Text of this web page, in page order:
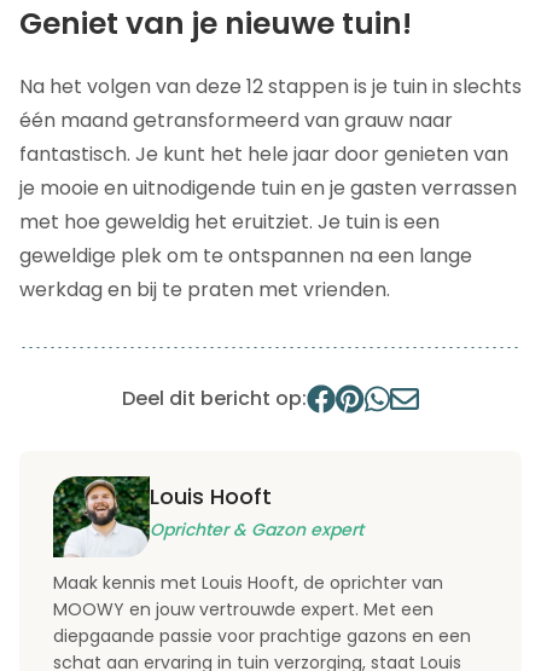
Geniet van je nieuwe tuin!
Na het volgen van deze 12 stappen is je tuin in slechts
één maand getransformeerd van grauw naar
fantastisch. Je kunt het hele jaar door genieten van
je mooie en uitnodigende tuin en je gasten verrassen
met hoe geweldig het eruitziet. Je tuin is een
geweldige plek om te ontspannen na een lange
werkdag en bij te praten met vrienden.
Deel dit bericht op:
Louis Hooft
Oprichter & Gazon expert
Maak kennis met Louis Hooft, de oprichter van
MOOWY en jouw vertrouwde expert. Met een
diepgaande passie voor prachtige gazons en een
schat aan ervaring in tuin verzorging, staat Louis